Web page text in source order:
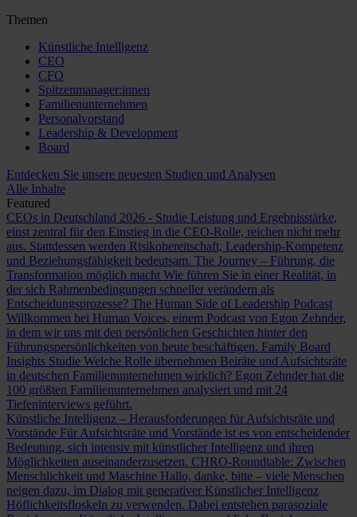
Themen
Künstliche Intelligenz
CEO
CFO
Spitzenmanager:innen
Familienunternehmen
Personalvorstand
Leadership & Development
Board
Entdecken Sie unsere neuesten Studien und Analysen
Alle Inhalte
Featured
CEOs in Deutschland 2026 - Studie Leistung und Ergebnisstärke,
einst zentral für den Einstieg in die CEO-Rolle, reichen nicht mehr
aus. Stattdessen werden Risikobereitschaft, Leadership-Kompetenz
und Beziehungsfähigkeit bedeutsam. The Journey – Führung, die
Transformation möglich macht Wie führen Sie in einer Realität, in
der sich Rahmenbedingungen schneller verändern als
Entscheidungsprozesse? The Human Side of Leadership Podcast
Willkommen bei Human Voices, einem Podcast von Egon Zehnder,
in dem wir uns mit den persönlichen Geschichten hinter den
Führungspersönlichkeiten von heute beschäftigen. Family Board
Insights Studie Welche Rolle übernehmen Beiräte und Aufsichtsräte
in deutschen Familienunternehmen wirklich? Egon Zehnder hat die
100 größten Familienunternehmen analysiert und mit 24
Tiefeninterviews geführt.
Künstliche Intelligenz – Herausforderungen für Aufsichtsräte und
Vorstände Für Aufsichtsräte und Vorstände ist es von entscheidender
Bedeutung, sich intensiv mit künstlicher Intelligenz und ihren
Möglichkeiten auseinanderzusetzen. CHRO-Roundtable: Zwischen
Menschlichkeit und Maschine Hallo, danke, bitte – viele Menschen
neigen dazu, im Dialog mit generativer Künstlicher Intelligenz
Höflichkeitsfloskeln zu verwenden. Dabei entstehen parasoziale